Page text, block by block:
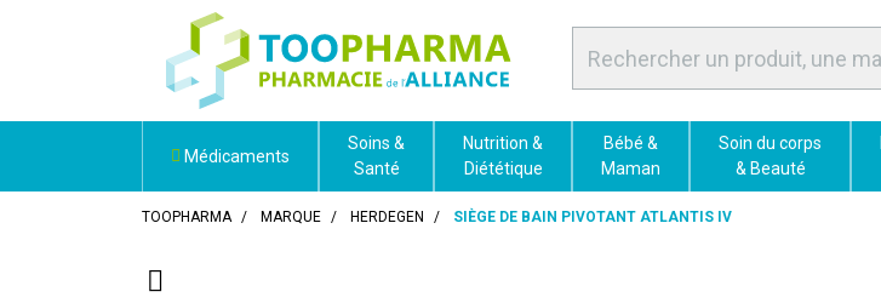
Médicaments
Soins &
Santé
Nutrition &
Diététique
Bébé &
Maman
Soin du corps
& Beauté
TOOPHARMA MARQUE HERDEGEN SIÈGE DE BAIN PIVOTANT ATLANTIS IV